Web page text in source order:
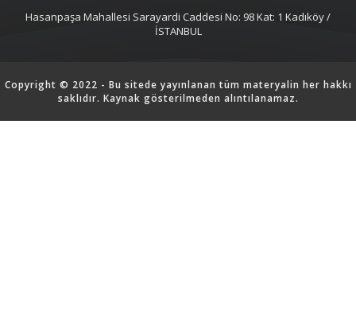
Hasanpaşa Mahallesi Sarayardi Caddesi No: 98 Kat: 1 Kadıköy /
İSTANBUL
Copyright © 2022 - Bu sitede yayınlanan tüm materyalin her hakkı
saklıdır. Kaynak gösterilmeden alıntılanamaz.